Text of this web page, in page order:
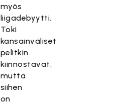
myös
liigadebyytti.
Toki
kansainväliset
pelitkin
kiinnostavat,
mutta
siihen
on